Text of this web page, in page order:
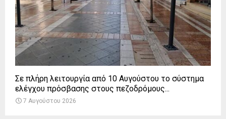
Σε πλήρη λειτουργία από 10 Αυγούστου το σύστημα
ελέγχου πρόσβασης στους πεζοδρόμους...
7 Αυγούστου 2026